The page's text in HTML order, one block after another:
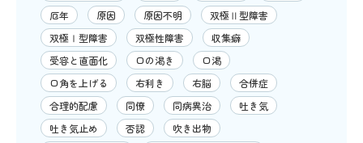
厄年
原因 原因不明
双極Ⅱ型障害
双極Ⅰ型障害
双極性障害
収集癖
受容と直面化
口の渇き
口渇
口角を上げる
右利き 右脳
合併症
合理的配慮
同僚 同病異治
吐き気
吐き気止め
否認
吹き出物